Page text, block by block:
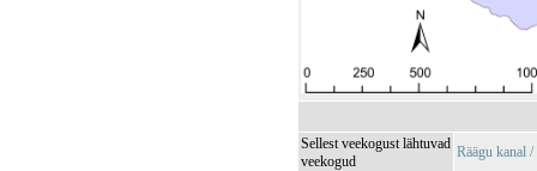
Sellest veekogust lähtuvad
veekogud
Räägu kanal